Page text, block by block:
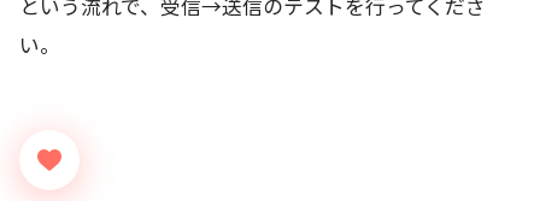
い。